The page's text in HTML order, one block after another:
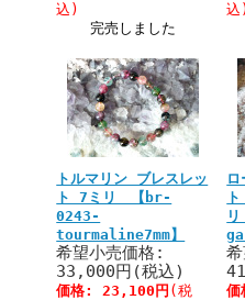
込)
完売しました
トルマリン ブレスレッ
ト 7ミリ 【br-
0243-
tourmaline7mm】
希望小売価格:
33,000円(税込)
価格:23,100円 (税